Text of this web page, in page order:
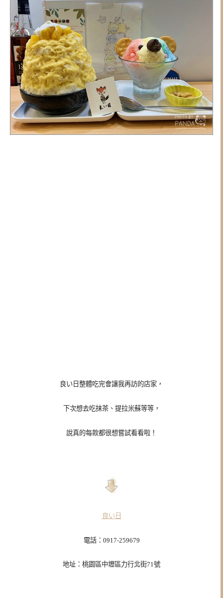
良い日整體吃完會讓我再訪的店家，
下次想去吃抹茶、提拉米蘇等等，
說真的每款都很想嘗試看看啦！
良い日
電話：0917-259679
地址：桃園區中壢區力行北街71號